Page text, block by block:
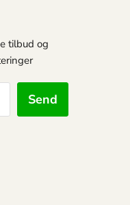
tilbud og
Send